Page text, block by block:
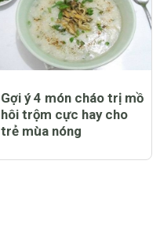
Gợi ý 4 món cháo trị mồ
hôi trộm cực hay cho
trẻ mùa nóng